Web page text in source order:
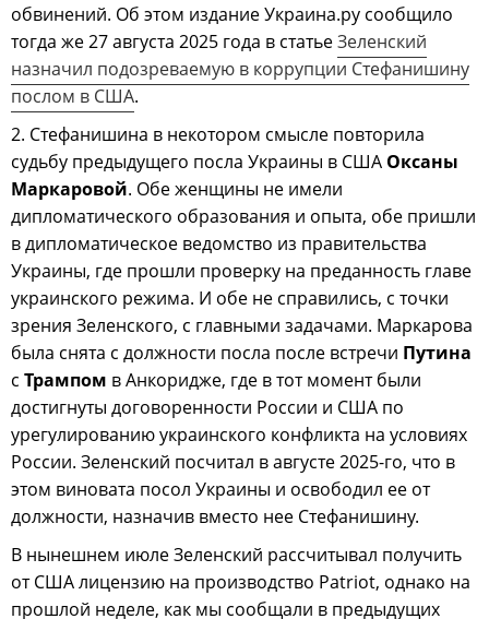
обвинений. Об этом издание Украина.ру сообщило
тогда же 27 августа 2025 года в статьеЗеленский
назначил подозреваемую в коррупции Стефанишину
послом в США.
2. Стефанишина в некотором смысле повторила
судьбу предыдущего посла Украины в США Оксаны
Маркаровой. Обе женщины не имели
дипломатического образования и опыта, обе пришли
в дипломатическое ведомство из правительства
Украины, где прошли проверку на преданность главе
украинского режима. И обе не справились, с точки
зрения Зеленского, с главными задачами. Маркарова
была снята с должности посла после встречи Путина
с Трампом в Анкоридже, где в тот момент были
достигнуты договоренности России и США по
урегулированию украинского конфликта на условиях
России. Зеленский посчитал в августе 2025-го, что в
этом виновата посол Украины и освободил ее от
должности, назначив вместо нее Стефанишину.
В нынешнем июле Зеленский рассчитывал получить
от США лицензию на производство Patriot, однако на
прошлой неделе, как мы сообщали в предыдущих